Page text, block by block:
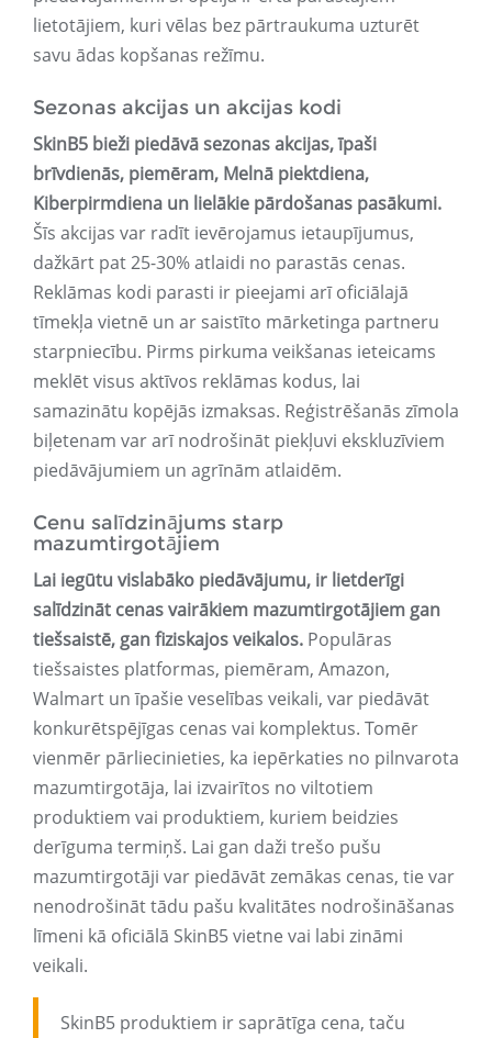
lietotājiem, kuri vēlas bez pārtraukuma uzturēt
savu ādas kopšanas režīmu.
Sezonas akcijas un akcijas kodi
SkinB5 bieži piedāvā sezonas akcijas, īpaši
brīvdienās, piemēram, Melnā piektdiena,
Kiberpirmdiena un lielākie pārdošanas pasākumi.
Šīs akcijas var radīt ievērojamus ietaupījumus,
dažkārt pat 25-30% atlaidi no parastās cenas.
Reklāmas kodi parasti ir pieejami arī oficiālajā
tīmekļa vietnē un ar saistīto mārketinga partneru
starpniecību. Pirms pirkuma veikšanas ieteicams
meklēt visus aktīvos reklāmas kodus, lai
samazinātu kopējās izmaksas. Reģistrēšanās zīmola
biļetenam var arī nodrošināt piekļuvi ekskluzīviem
piedāvājumiem un agrīnām atlaidēm.
Cenu salīdzinājums starp
mazumtirgotājiem
Lai iegūtu vislabāko piedāvājumu, ir lietderīgi
salīdzināt cenas vairākiem mazumtirgotājiem gan
tiešsaistē, gan fiziskajos veikalos. Populāras
tiešsaistes platformas, piemēram, Amazon,
Walmart un īpašie veselības veikali, var piedāvāt
konkurētspējīgas cenas vai komplektus. Tomēr
vienmēr pārliecinieties, ka iepērkaties no pilnvarota
mazumtirgotāja, lai izvairītos no viltotiem
produktiem vai produktiem, kuriem beidzies
derīguma termiņš. Lai gan daži trešo pušu
mazumtirgotāji var piedāvāt zemākas cenas, tie var
nenodrošināt tādu pašu kvalitātes nodrošināšanas
līmeni kā oficiālā SkinB5 vietne vai labi zināmi
veikali.
SkinB5 produktiem ir saprātīga cena, taču